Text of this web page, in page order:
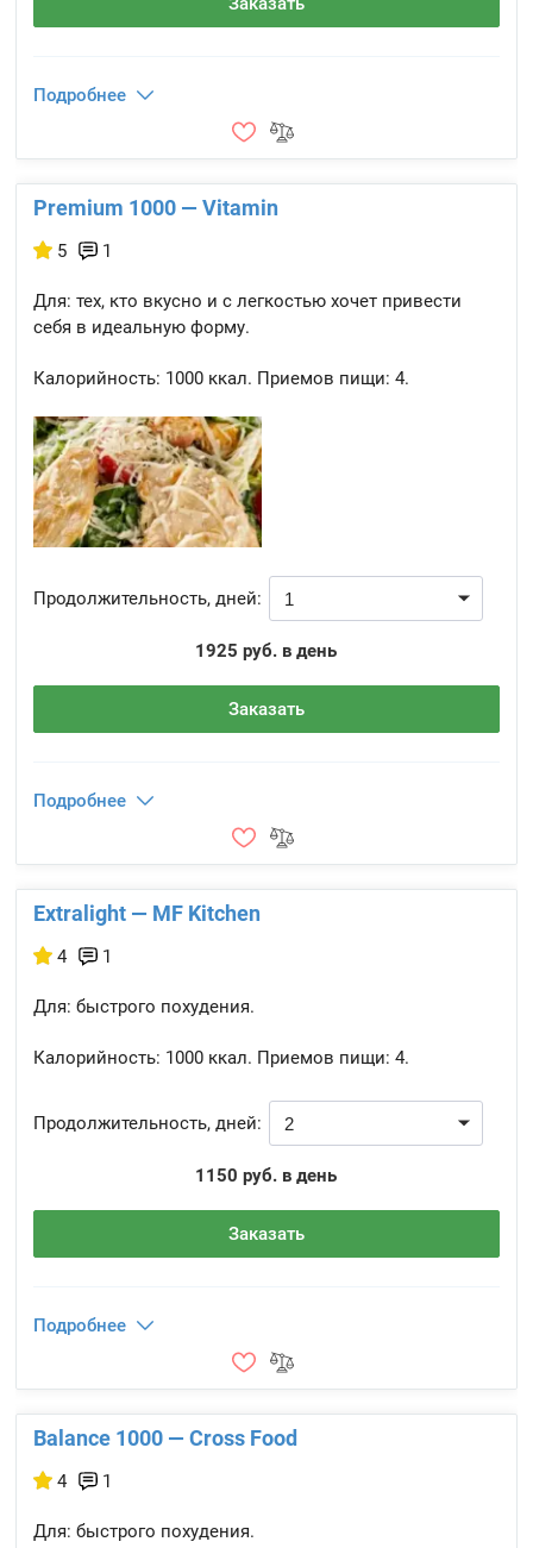
Подробнее
Premium 1000 — Vitamin
5 1
Для: тех, кто вкусно и с легкостью хочет привести
себя в идеальную форму.
Калорийность: 1000 ккал. Приемов пищи: 4.
Продолжительность, дней:
1925 руб. в день
Заказать
Подробнее
Extralight — MF Kitchen
4 1
Для: быстрого похудения.
Калорийность: 1000 ккал. Приемов пищи: 4.
Продолжительность, дней:
1150 руб. в день
Заказать
Подробнее
Balance 1000 — Cross Food
4 1
Для: быстрого похудения.